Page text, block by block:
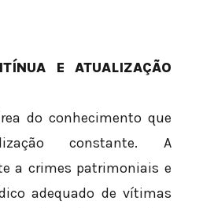
E ATUALIZAÇÃO
do conhecimento que
constante. A
a crimes patrimoniais e
adequado de vítimas